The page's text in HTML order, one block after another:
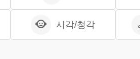
시각/청각